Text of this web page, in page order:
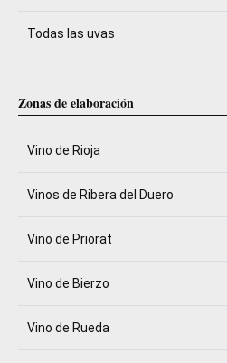
Todas las uvas
Zonas de elaboración
Vino de Rioja
Vinos de Ribera del Duero
Vino de Priorat
Vino de Bierzo
Vino de Rueda